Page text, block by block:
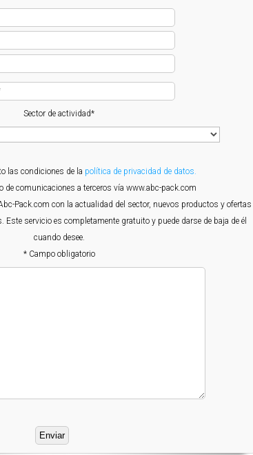
Sector de actividad*
las condiciones de la política de privacidad de datos.
de comunicaciones a terceros vía www.abc-pack.com
Pack.com con la actualidad del sector, nuevos productos y ofertas
Este servicio es completamente gratuito y puede darse de baja de él
cuando desee.
* Campo obligatorio